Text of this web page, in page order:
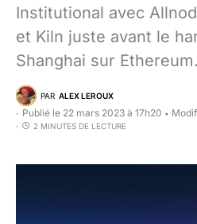
Institutional avec
et Kiln juste avant le
Shanghai sur Ethereum.
PAR ALEX LEROUX
Publié le 22 mars 2023 à 17h20 •
2 MINUTES DE LECTURE